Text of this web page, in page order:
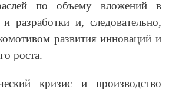
по объему вложений в
и разработки и, следовательно,
развития инноваций и
роста.
кризис и производство